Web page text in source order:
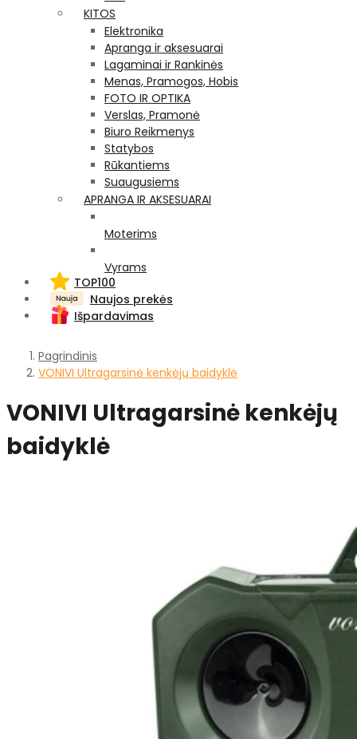
KITOS
Elektronika
Apranga ir aksesuarai
Lagaminai ir Rankinės
Menas, Pramogos, Hobis
FOTO IR OPTIKA
Verslas, Pramonė
Biuro Reikmenys
Statybos
Rūkantiems
Suaugusiems
APRANGA IR AKSESUARAI
Moterims
Vyrams
TOP100
Naujos prekės
Išpardavimas
Pagrindinis
VONIVI Ultragarsinė kenkėjų baidyklė
VONIVI Ultragarsinė kenkėjų
baidyklė